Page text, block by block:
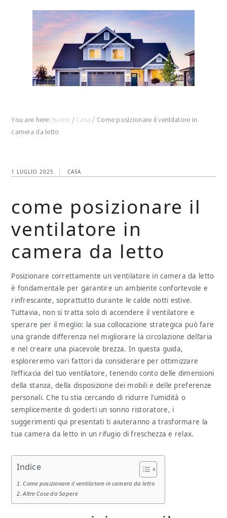
You are here: Home / Casa / Come posizionare il ventilatore in
camera da letto​
1 LUGLIO 2025 CASA
come posizionare il
ventilatore in
camera da letto​
Posizionare correttamente un ventilatore in camera da letto
è fondamentale per garantire un ambiente confortevole e
rinfrescante, soprattutto durante le calde notti estive.
Tuttavia, non si tratta solo di accendere il ventilatore e
sperare per il meglio: la sua collocazione strategica può fare
una grande differenza nel migliorare la circolazione dell’aria
e nel creare una piacevole brezza. In questa guida,
esploreremo vari fattori da considerare per ottimizzare
l’efficacia del tuo ventilatore, tenendo conto delle dimensioni
della stanza, della disposizione dei mobili e delle preferenze
personali. Che tu stia cercando di ridurre l’umidità o
semplicemente di goderti un sonno ristoratore, i
suggerimenti qui presentati ti aiuteranno a trasformare la
tua camera da letto in un rifugio di freschezza e relax.
Indice
Come posizionare il ventilatore in camera da letto​
Altre Cose da Sapere